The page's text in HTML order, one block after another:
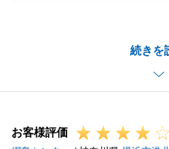
続きを
後の営業活動に必ず活かし
今後とも末永くお付き合い
す。
気軽にお申し付けください。
お客様評価